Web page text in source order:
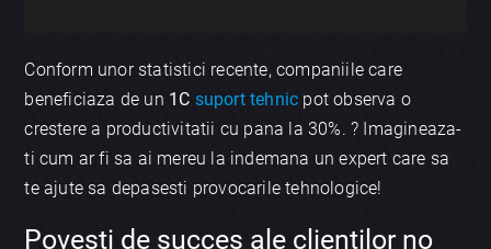
Conform unor statistici recente, companiile care
beneficiaza de un 1C suport tehnic pot observa o
crestere a productivitatii cu pana la 30%. ? Imagineaza-
ti cum ar fi sa ai mereu la indemana un expert care sa
te ajute sa depasesti provocarile tehnologice!
Povesti de succes ale clientilor no